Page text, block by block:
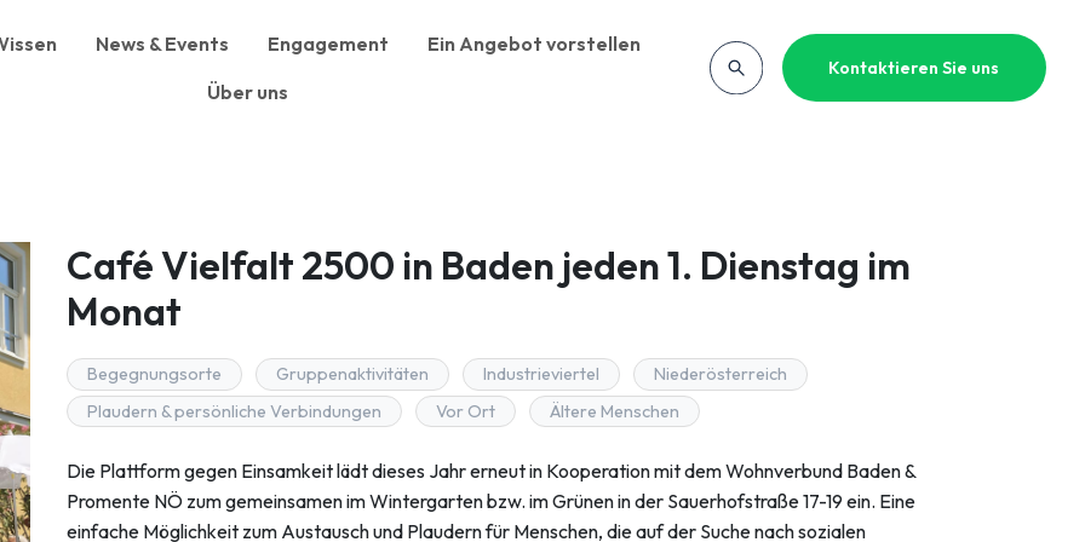
News & Events Engagement
Ein Angebot vorstellen
Über uns
Kontaktieren Sie uns
Café Vielfalt 2500 in Baden jeden 1. Dienstag im
Monat
Begegnungsorte Gruppenaktivitäten Industrieviertel
Niederösterreich
Plaudern & persönliche Verbindungen
Vor Ort Ältere Menschen
Die Plattform gegen Einsamkeit lädt dieses Jahr erneut in Kooperation mit dem Wohnverbund Baden &
Promente NÖ zum gemeinsamen im Wintergarten bzw. im Grünen in der Sauerhofstraße 17-19 ein. Eine
einfache Möglichkeit zum Austausch und Plaudern für Menschen, die auf der Suche nach sozialen